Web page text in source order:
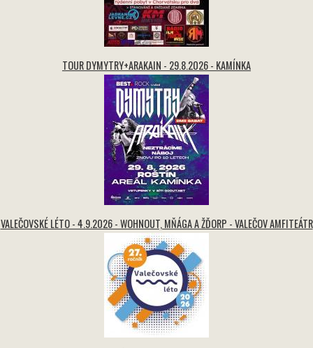
TOUR DYMYTRY+ARAKAIN - 29.8.2026 - KAMÍNKA
VALEČOVSKÉ LÉTO - 4.9.2026 - WOHNOUT, MŇÁGA A ŽĎORP - VALEČOV AMFITEÁTR